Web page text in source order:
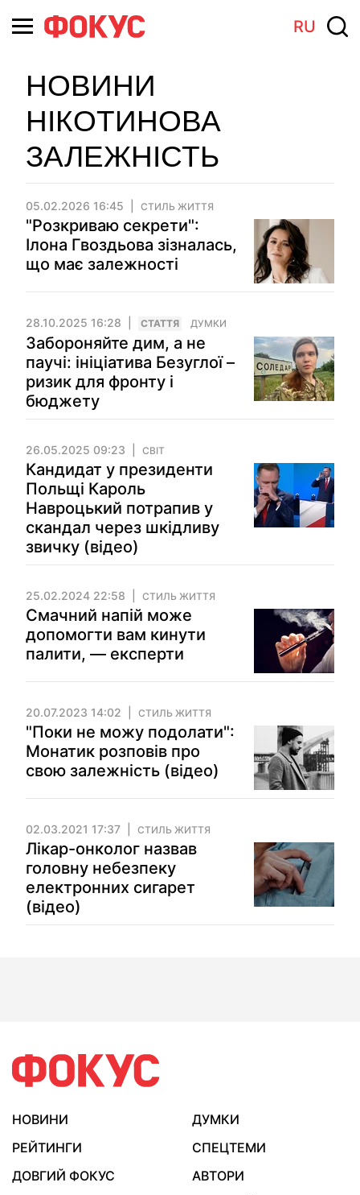
RU
НОВИНИ
НІКОТИНОВА
ЗАЛЕЖНІСТЬ
05.02.2026 16:45 СТИЛЬ ЖИТТЯ
"Розкриваю секрети":
Ілона Гвоздьова зізналась,
що має залежності
28.10.2025 16:28 СТАТТЯ ДУМКИ
Забороняйте дим, а не
паучі: ініціатива Безуглої –
ризик для фронту і
бюджету
26.05.2025 09:23 СВІТ
Кандидат у президенти
Польщі Кароль
Навроцький потрапив у
скандал через шкідливу
звичку (відео)
25.02.2024 22:58 СТИЛЬ ЖИТТЯ
Смачний напій може
допомогти вам кинути
палити, — експерти
20.07.2023 14:02 СТИЛЬ ЖИТТЯ
"Поки не можу подолати":
Монатик розповів про
свою залежність (відео)
02.03.2021 17:37 СТИЛЬ ЖИТТЯ
Лікар-онколог назвав
головну небезпеку
електронних сигарет
(відео)
НОВИНИ
ДУМКИ
РЕЙТИНГИ
СПЕЦТЕМИ
ДОВГИЙ ФОКУС
АВТОРИ